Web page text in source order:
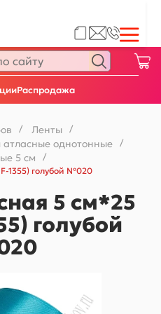
Распродажа
/ Ленты /
атласные однотонные /
5 см
/
1355) голубой №020
5 см*25
голубой